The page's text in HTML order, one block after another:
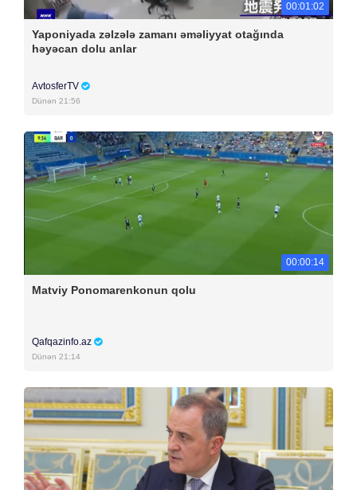
00:01:02
Yaponiyada zəlzələ zamanı əməliyyat otağında
həyəcan dolu anlar
AvtosferTV
Dünən 21:56
00:00:14
Matviy Ponomarenkonun qolu
Qafqazinfo.az
Dünən 21:14